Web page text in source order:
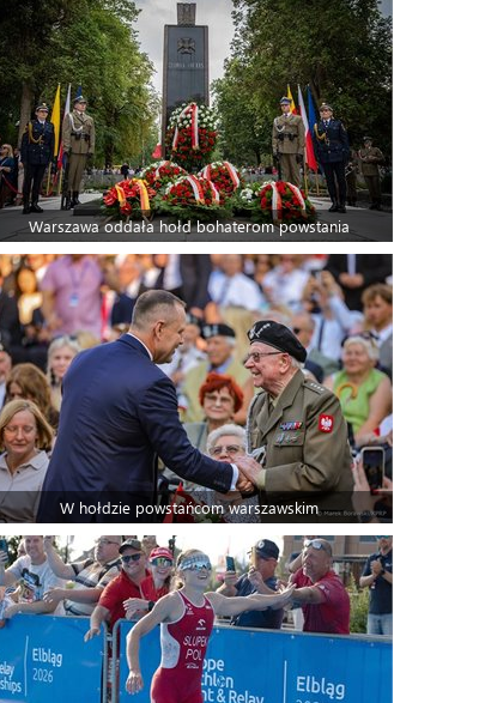
Warszawa oddała hołd bohaterom powstania
W hołdzie powstańcom warszawskim